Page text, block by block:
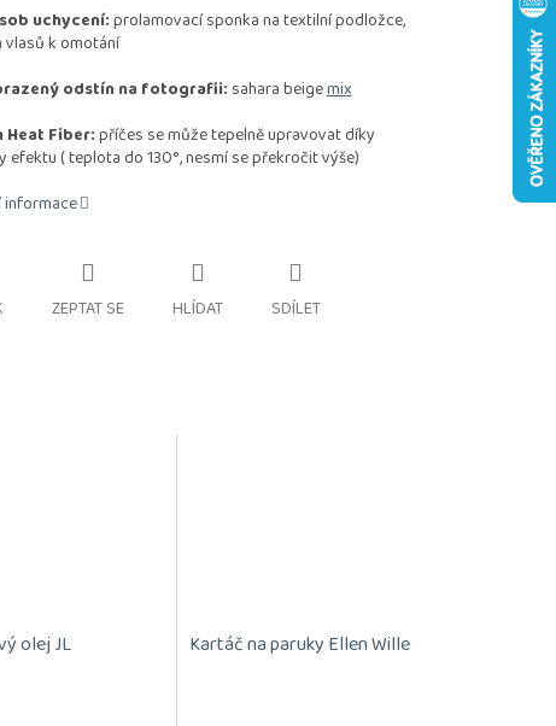
uchycení:prolamovací sponka na textilní podložce,
vlasů k omotání
odstín na fotografii: sahara beigemix
Heat Fiber:příčes se může tepelně upravovat díky
efektu( teplota do 130°, nesmí se překročit výše)
informace
ZEPTAT SE HLÍDAT SDÍLET
olej JL Kartáč na paruky Ellen Wille